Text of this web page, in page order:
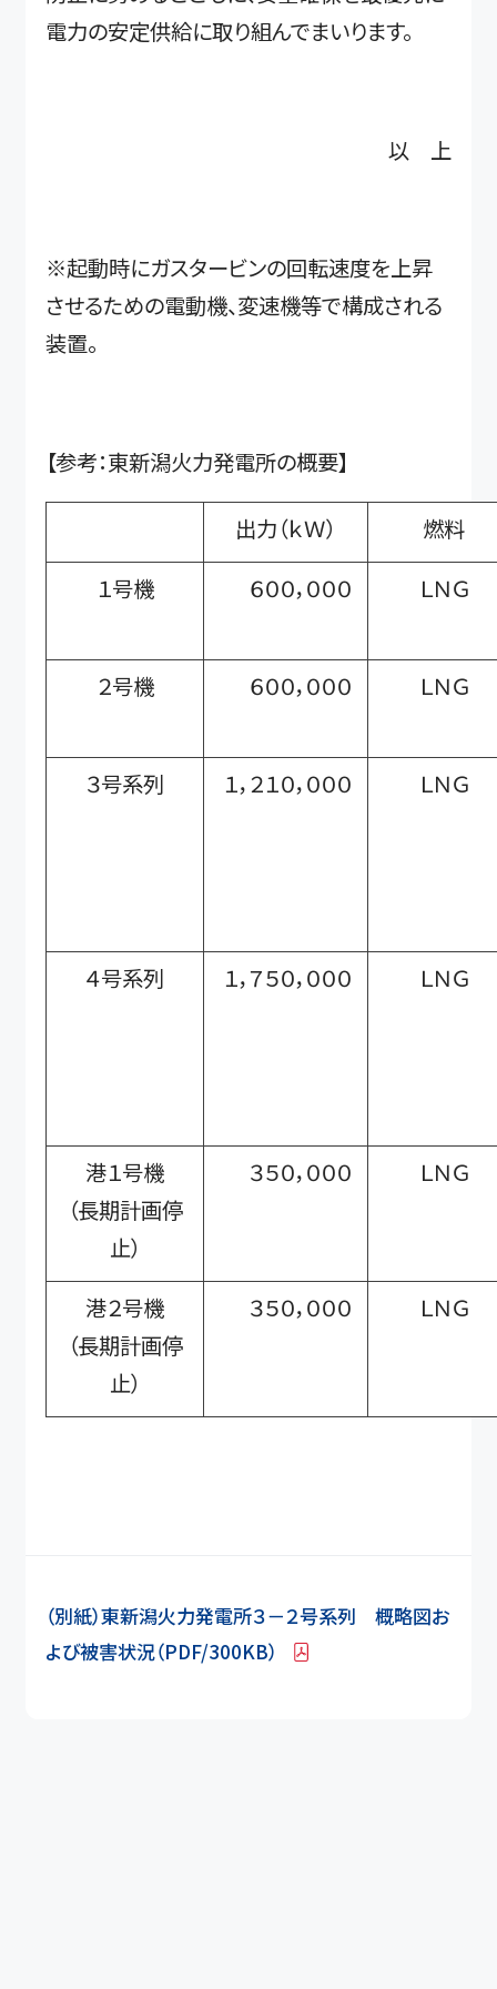
電力の安定供給に取り組んでまいります。
以 上
※起動時にガスタービンの回転速度を上昇
させるための電動機、変速機等で構成される
装置。
【参考：東新潟火力発電所の概要】
出力（ｋＷ）
燃料
１号機
６００，０００ ＬＮＧ
２号機 ６００，０００ ＬＮＧ
３号系列 １，２１０，０００ ＬＮＧ
４号系列 １，７５０，０００ ＬＮＧ
港１号機
（長期計画停
止）
３５０，０００ ＬＮＧ
港２号機
（長期計画停
止）
３５０，０００ ＬＮＧ
（別紙）東新潟火力発電所３－２号系列 概略図お
よび被害状況（PDF/300KB）